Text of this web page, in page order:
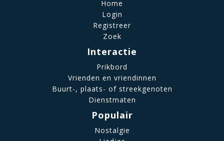
Home
Login
Registreer
Zoek
Interactie
Prikbord
Vrienden en vriendinnen
Buurt-, plaats- of streekgenoten
Dienstmaten
Populair
Nostalgie